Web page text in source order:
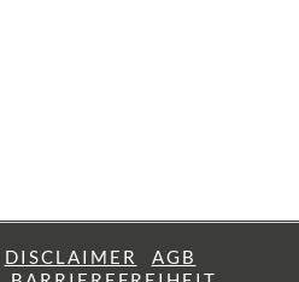
DISCLAIMER
AGB